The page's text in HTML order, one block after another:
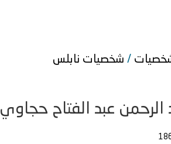
/ شخصيات نابلس
عبد الفتاح حجاوي